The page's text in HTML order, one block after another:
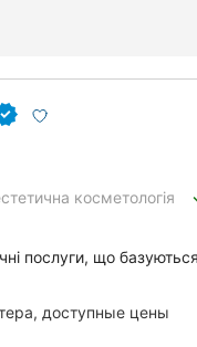
косметологія
послуги, що
доступные цены